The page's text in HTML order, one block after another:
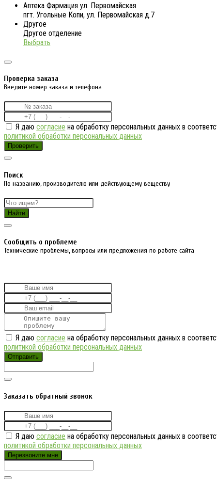
Аптека Фармация ул. Первомайская
пгт. Угольные Копи, ул. Первомайская д.7
Другое
Другое отделение
Выбрать
Проверка заказа
Введите номер заказа и телефона
Я даю согласие на обработку персональных данных в
политикой обработки персональных данных
Проверить
Поиск
По названию, производителю или действующему веществу
Найти
Cообщить о проблеме
Технические проблемы, вопросы или предложения по работе сайта
Я даю согласие на обработку персональных данных в
политикой обработки персональных данных
Отправить
Заказать обратный звонок
Я даю согласие на обработку персональных данных в
политикой обработки персональных данных
Перезвоните мне